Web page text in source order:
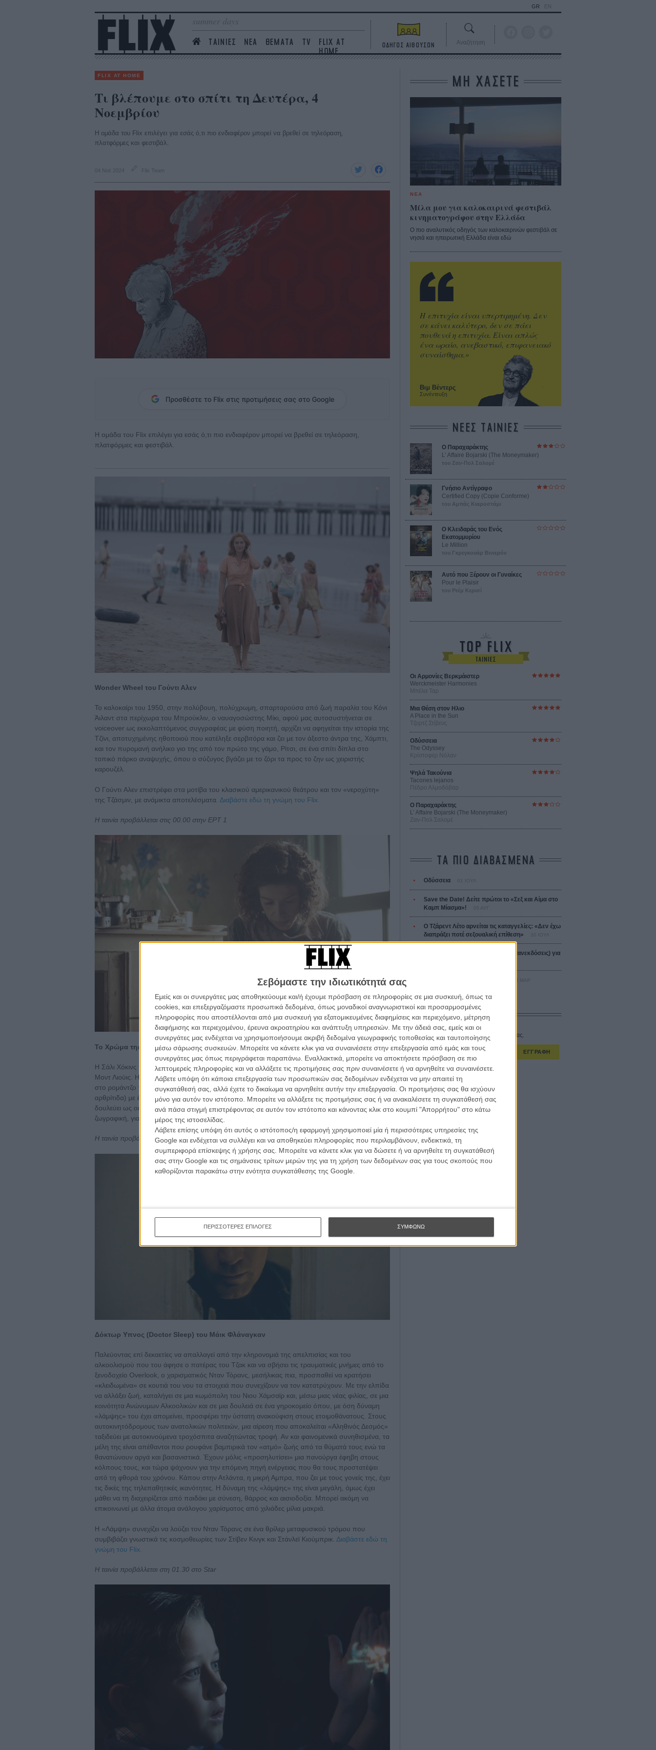
Σεβόμαστε την ιδιωτικότητά σας
Εμείς και οι συνεργάτες μας αποθηκεύουμε και/ή έχουμε πρόσβαση σε πληροφορίες σε μια συσκευή, όπως τα
cookies, και επεξεργαζόμαστε προσωπικά δεδομένα, όπως μοναδικοί αναγνωριστικοί και προσαρμοσμένες
πληροφορίες που αποστέλλονται από μια συσκευή για εξατομικευμένες διαφημίσεις και περιεχόμενο, μέτρηση
διαφήμισης και περιεχομένου, έρευνα ακροατηρίου και ανάπτυξη υπηρεσιών. Με την άδειά σας, εμείς και οι
συνεργάτες μας ενδέχεται να χρησιμοποιήσουμε ακριβή δεδομένα γεωγραφικής τοποθεσίας και ταυτοποίησης
μέσω σάρωσης συσκευών. Μπορείτε να κάνετε κλικ για να συναινέσετε στην επεξεργασία από εμάς και τους
συνεργάτες μας όπως περιγράφεται παραπάνω. Εναλλακτικά, μπορείτε να αποκτήσετε πρόσβαση σε πιο
λεπτομερείς πληροφορίες και να αλλάξετε τις προτιμήσεις σας πριν συναινέσετε ή να αρνηθείτε να συναινέσετε.
Λάβετε υπόψη ότι κάποια επεξεργασία των προσωπικών σας δεδομένων ενδέχεται να μην απαιτεί τη
συγκατάθεσή σας, αλλά έχετε το δικαίωμα να αρνηθείτε αυτήν την επεξεργασία. Οι προτιμήσεις σας θα ισχύουν
μόνο για αυτόν τον ιστότοπο. Μπορείτε να αλλάξετε τις προτιμήσεις σας ή να ανακαλέσετε τη συγκατάθεσή σας
ανά πάσα στιγμή επιστρέφοντας σε αυτόν τον ιστότοπο και κάνοντας κλικ στο κουμπί "Απορρήτου" στο κάτω
μέρος της ιστοσελίδας.
Λάβετε επίσης υπόψη ότι αυτός ο ιστότοπος/η εφαρμογή χρησιμοποιεί μία ή περισσότερες υπηρεσίες της
Google και ενδέχεται να συλλέγει και να αποθηκεύει πληροφορίες που περιλαμβάνουν, ενδεικτικά, τη
συμπεριφορά επίσκεψης ή χρήσης σας. Μπορείτε να κάνετε κλικ για να δώσετε ή να αρνηθείτε τη συγκατάθεσή
σας στην Google και τις σημάνσεις τρίτων μερών της για τη χρήση των δεδομένων σας για τους σκοπούς που
καθορίζονται παρακάτω στην ενότητα συγκατάθεσης της Google.
ΠΕΡΙΣΣΟΤΕΡΕΣ ΕΠΙΛΟΓΕΣ ΣΥΜΦΩΝΩ
summer days
ΤΑΙΝΙΕΣ ΝΕΑ ΘΕΜΑΤΑ TV
FLIX AT
HOME
GR EN
ΟΔΗΓΟΣ ΑΙΘΟΥΣΩΝ Αναζήτηση
FLIX AT HOME
Τι βλέπουμε στο σπίτι τη Δευτέρα, 4
Νοεμβρίου
Η ομάδα του Flix επιλέγει για εσάς ό,τι πιο ενδιαφέρον μπορεί να βρεθεί σε τηλεόραση,
πλατφόρμες και φεστιβάλ.
04 Νοέ 2024 Flix Team
Προσθέστε το Flix στις προτιμήσεις σας στο Google
Η ομάδα του Flix επιλέγει για εσάς ό,τι πιο ενδιαφέρον μπορεί να βρεθεί σε τηλεόραση,
πλατφόρμες και φεστιβάλ.
Wonder Wheel του Γούντι Αλεν
Το καλοκαίρι του 1950, στην πολύβουη, πολύχρωμη, σπαρταρούσα από ζωή παραλία του Κόνι
Άιλαντ στα περίχωρα του Μπρούκλιν, ο ναυαγοσώστης Μίκι, αφού μας αυτοσυστήνεται σε
voiceover ως εκκολαπτόμενος συγγραφέας με φύση ποιητή, αρχίζει να αφηγείται την ιστορία της
Τζίνι, αποτυχημένης ηθοποιού που κατέληξε σερβιτόρα και ζει με τον άξεστο άντρα της, Χάμπτι,
και τον πυρομανή ανήλικο γιο της από τον πρώτο της γάμο, Ρίτσι, σε ένα σπίτι δίπλα στο
τοπικό πάρκο αναψυχής, όπου ο σύζυγος βγάζει με το ζόρι τα προς το ζην ως χειριστής
καρουζέλ.
Ο Γούντι Aλεν επιστρέφει στα μοτίβα του κλασικού αμερικανικού θεάτρου και τον «νεροχύτη»
της Τζάσμιν, με ανάμικτα αποτελέσματα. Διαβάστε εδώ τη γνώμη του Flix.
H ταινία προβάλλεται στις 00.00 στην ΕΡΤ 1
Το Χρώμα της Ζωής (Maudie) της Εϊσλινγκ Γουόλς
Η Σάλι Χόκινς πρωταγωνιστεί στο biopic που βασίζεται στη ζωή της Καναδέζας ναΐφ ζωγράφου
Μοντ Λιούις. Η ταινία, η οποία εκτυλίσσεται στη Νέα Σκωτία, τη δεκαετία του ’30, επικεντρώνεται
στο ρομάντζο της εύθραυστης καλλιτέχνιδας (η Λιούις έπασχε από χρόνια ρευματοειδή
αρθρίτιδα) με έναν αντικοινωνικό ιχθυοπώλη (τον υποδύεται ο Ιθαν Χοκ), για τον οποίο ξεκινά να
δουλεύει ως οικονόμος, ενώ παράλληλα προσπαθεί να ασχοληθεί με το αληθινό της πάθος, τη
ζωγραφική, για την οποία θα γινόταν αργότερα διάσημη.
H ταινία προβάλλεται στις 21.00 στην ΕΡΤ 2
Δόκτωρ Υπνος (Doctor Sleep) του Μάικ Φλάναγκαν
Παλεύοντας επί δεκαετίες να απαλλαγεί από την κληρονομιά της απελπισίας και του
αλκοολισμού που του άφησε ο πατέρας του Τζακ και να σβήσει τις τραυματικές μνήμες από το
ξενοδοχείο Overlook, ο χαρισματικός Νταν Τόρανς, μεσήλικας πια, προσπαθεί να κρατήσει
«κλειδωμένα» σε κουτιά του νου τα στοιχειά που συνεχίζουν να τον κατατρύχουν. Με την ελπίδα
να αλλάξει ζωή, καταλήγει σε μια κωμόπολη του Νιου Χάμσαϊρ και, μέσω μιας νέας φιλίας, σε μια
κοινότητα Ανώνυμων Αλκοολικών και σε μια δουλειά σε ένα γηροκομείο όπου, με όση δύναμη
«λάμψης» του έχει απομείνει, προσφέρει την ύστατη ανακούφιση στους ετοιμοθάνατους. Στους
αυτοκινητόδρομους των ανατολικών πολιτειών, μια αίρεση που αποκαλείται «Αληθινός Δεσμός»
ταξιδεύει με αυτοκινούμενα τροχόσπιτα αναζητώντας τροφή. Αν και φαινομενικά συνηθισμένα, τα
μέλη της είναι απέθαντοι που ρουφάνε βαμπιρικά τον «ατμό» ζωής από τα θύματά τους ενώ τα
θανατώνουν αργά και βασανιστικά. Έχουν μόλις «προσηλυτίσει» μια πανούργα έφηβη στους
κόλπους τους, και τώρα ψάχνουν για την επόμενη πηγή ενέργειας που θα τους προστατέψει
από τη φθορά του χρόνου. Κάπου στην Ατλάντα, η μικρή Αμπρα, που ζει με τους γονείς της, έχει
τις δικές της τηλεπαθητικές ικανότητες. Η δύναμη της «λάμψης» της είναι μεγάλη, όμως έχει
μάθει να τη διαχειρίζεται από παιδάκι με σύνεση, θάρρος και αισιοδοξία. Μπορεί ακόμη να
επικοινωνεί με άλλα άτομα ανάλογου χαρίσματος από χιλιάδες μίλια μακριά.
Η «Λάμψη» συνεχίζει να λούζει τον Νταν Τόρανς σε ένα θρίλερ μεταφυσικού τρόμου που
συμβιβάζει γνωστικά τις κοσμοθεωρίες των Στίβεν Κινγκ και Στάνλεϊ Κιούμπρικ. Διαβάστε εδώ τη
γνώμη του Flix.
Η ταινία προβάλλεται στη 01.30 στο Star
ΜΗ ΧΑΣΕΤΕ
ΝΕΑ
Μίλα μου για καλοκαιρινά φεστιβάλ
κινηματογράφου στην Ελλάδα
Ο πιο αναλυτικός οδηγός των καλοκαιρινών φεστιβάλ σε
νησιά και ηπειρωτική Ελλάδα είναι εδώ
Βιμ Βέντερς
Συνέντευξη
Η επιτυχία είναι υπερτιμημένη. Δεν
σε κάνει καλύτερο, δεν σε πάει
πουθενά η επιτυχία. Είναι απλώς
ένα ωραίο, ανεβαστικό, επιφανειακό
συναίσθημα.»
ΝΕΕΣ ΤΑΙΝΙΕΣ
Ο Παραχαράκτης
L’ Affaire Bojarski (The Moneymaker)
του Ζαν-Πολ Σαλομέ
Γνήσιο Αντίγραφο
Certified Copy (Copie Conforme)
του Αμπάς Κιαροστάμι
Ο Κλειδαράς του Ενός
Εκατομμυρίου
Le Million
του Γκρεγκουάρ Βινιερόν
Αυτό που Ξέρουν οι Γυναίκες
Pour le Plaisir
του Ρεέμ Κερισί
Οι Αρμονίες Βερκμάιστερ
Werckmeister Harmonies
Μπέλα Ταρ
Μια Θέση στον Ηλιο
A Place in the Sun
Τζορτζ Στίβενς
Οδύσσεια
The Odyssey
Κρίστοφερ Νόλαν
Ψηλά Τακούνια
Tacones lejanos
Πέδρο Αλμοδόβαρ
Ο Παραχαράκτης
L’ Affaire Bojarski (The Moneymaker)
Ζαν-Πολ Σαλομέ
ΤΑ ΠΙΟ ΔΙΑΒΑΣΜΕΝΑ
Οδύσσεια
Save the Date! Δείτε πρώτοι το «Σεξ και Αίμα στο
Καμπ Μίασμα»!
Ο Τζάρεντ Λέτο αρνείται τις καταγγελίες: «Δεν έχω
διαπράξει ποτέ σεξουαλική επίθεση»
10 καυτές ταινίες (+ 5 δροσερές επανεκδόσεις) για
30 ΜΑΡ
CONNECT
Εγγράψου στο εβδομαδιαίο newsletter μας.
ΕΓΓΡΑΦΗ
Θέλω να λαμβάνω τα newsletter σας.